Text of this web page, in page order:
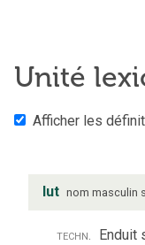
Unité
Afficher les
lut nom masculin
techn. Enduit